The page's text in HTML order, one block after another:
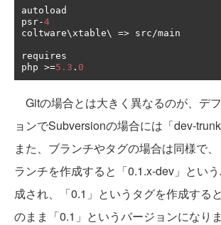
autoload
psr-4
coltware\xtable\ => src/main
requires
php >=5.3 . 0
Gitの場合とは大きく異なるのが、デ
ョンでSubversionの場合には「dev-trunk
また、ブランチやタグの場合は同様で
ランチを作成すると「0.1.x-dev」とい
成され、「0.1」というタグを作成する
のまま「0.1」というバージョンになりま